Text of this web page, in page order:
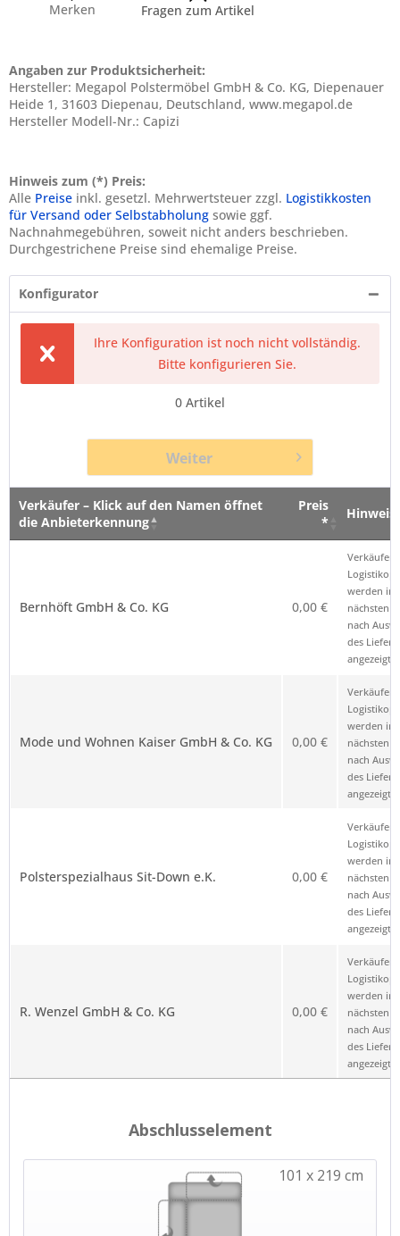
Merken Fragen zum Artikel
Angaben zur Produktsicherheit:
Hersteller: Megapol Polstermöbel GmbH & Co. KG, Diepenauer
Heide 1, 31603 Diepenau, Deutschland, www.megapol.de
Hersteller Modell-Nr.: Capizi
Hinweis zum (*) Preis:
Alle Preise inkl. gesetzl. Mehrwertsteuer zzgl. Logistikkosten
für Versand oder Selbstabholung sowie ggf.
Nachnahmegebühren, soweit nicht anders beschrieben.
Durchgestrichene Preise sind ehemalige Preise.
Konfigurator
Ihre Konfiguration ist noch nicht vollständig.
Bitte konfigurieren Sie.
0 Artikel
Weiter
Verkäufer – Klick auf den Namen öffnet
die Anbieterkennung
Preis
*
Hinweis
Bernhöft GmbH & Co. KG 0,00 €
Verkäufer
werden im
nächsten
nach
des
angezeigt.
Mode und Wohnen Kaiser GmbH & Co. KG 0,00 €
Verkäufer
werden im
nächsten
nach
des
angezeigt.
Polsterspezialhaus Sit-Down e.K. 0,00 €
Verkäufer
werden im
nächsten
nach
des
angezeigt.
R. Wenzel GmbH & Co. KG 0,00 €
Verkäufer
werden im
nächsten
nach
des
angezeigt.